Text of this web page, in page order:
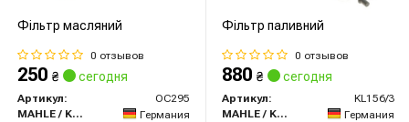
Фільтр масляний
0 отзывов
250 ₴ сегодня
Артикул:
OC295
MAHLE / KNECHT
Германия
Фільтр паливний
0 отзывов
880 ₴ сегодня
Артикул:
KL156/3
MAHLE / KNECHT
Германия